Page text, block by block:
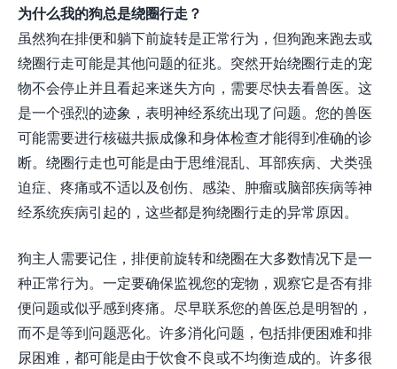
为什么我的狗总是绕圈行走？
虽然狗在排便和躺下前旋转是正常行为，但狗跑来跑去或
绕圈行走可能是其他问题的征兆。突然开始绕圈行走的宠
物不会停止并且看起来迷失方向，需要尽快去看兽医。这
是一个强烈的迹象，表明神经系统出现了问题。您的兽医
可能需要进行核磁共振成像和身体检查才能得到准确的诊
断。绕圈行走也可能是由于思维混乱、耳部疾病、犬类强
迫症、疼痛或不适以及创伤、感染、肿瘤或脑部疾病等神
经系统疾病引起的，这些都是狗绕圈行走的异常原因。
狗主人需要记住，排便前旋转和绕圈在大多数情况下是一
种正常行为。一定要确保监视您的宠物，观察它是否有排
便问题或似乎感到疼痛。尽早联系您的兽医总是明智的，
而不是等到问题恶化。许多消化问题，包括排便困难和排
尿困难，都可能是由于饮食不良或不均衡造成的。许多很